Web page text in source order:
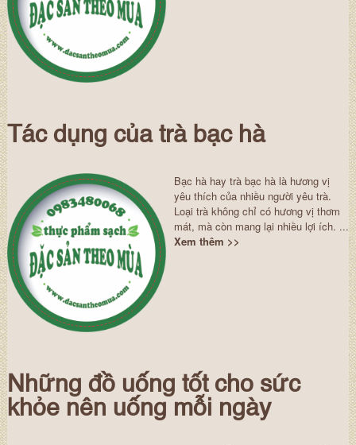
Tác dụng của trà bạc hà
Bạc hà hay trà bạc hà là hương vị
yêu thích của nhiều người yêu trà.
Loại trà không chỉ có hương vị thơm
mát, mà còn mang lại nhiều lợi ích. ...
Xem thêm >>
Những đồ uống tốt cho sức
khỏe nên uống mỗi ngày